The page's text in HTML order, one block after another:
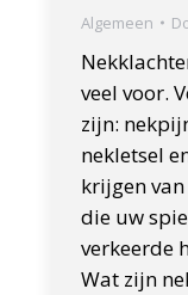
Algemeen
veel voor.
zijn:
nekletsel
krijgen
die uw
verkeerde
Wat zijn